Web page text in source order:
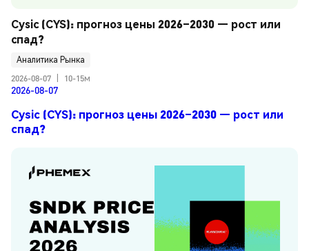
Cysic (CYS): прогноз цены 2026–2030 — рост или
спад?
Аналитика Рынка
2026-08-07
10-15м
2026-08-07
Cysic (CYS): прогноз цены 2026–2030 — рост или
спад?